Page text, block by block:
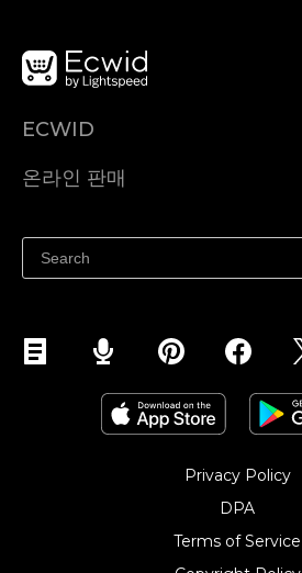
ECWID
도움말 센터
온라인 판매
페이스북에서 판매하기
인스타그램에서 판매하기
Privacy Policy
DPA
Terms of Service